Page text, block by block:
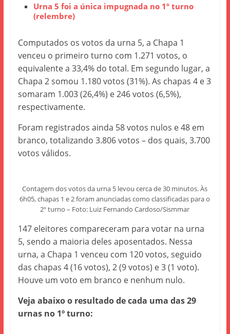
Urna 5 foi a única impugnada no 1º turno
(relembre)
Computados os votos da urna 5, a Chapa 1
venceu o primeiro turno com 1.271 votos, o
equivalente a 33,4% do total. Em segundo lugar, a
Chapa 2 somou 1.180 votos (31%). As chapas 4 e 3
somaram 1.003 (26,4%) e 246 votos (6,5%),
respectivamente.
Foram registrados ainda 58 votos nulos e 48 em
branco, totalizando 3.806 votos – dos quais, 3.700
votos válidos.
Contagem dos votos da urna 5 levou cerca de 30 minutos. Às
6h05, chapas 1 e 2 foram anunciadas como classificadas para o
2º turno – Foto: Luiz Fernando Cardoso/Sismmar
147 eleitores compareceram para votar na urna
5, sendo a maioria deles aposentados. Nessa
urna, a Chapa 1 venceu com 120 votos, seguido
das chapas 4 (16 votos), 2 (9 votos) e 3 (1 voto).
Houve um voto em branco e nenhum nulo.
Veja abaixo o resultado de cada uma das 29
urnas no 1º turno: